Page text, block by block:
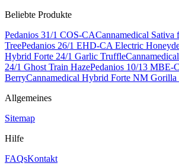
Beliebte Produkte
Pedanios 31/1 COS-CACannamedical
TreePedanios 26/1 EHD-CA Electric
Hybrid Forte 24/1 Garlic Truffle
24/1 Ghost Train HazePedanios 10/13 MBE-
BerryCannamedical Hybrid Forte NM
Allgemeines
Sitemap
Hilfe
FAQsKontakt